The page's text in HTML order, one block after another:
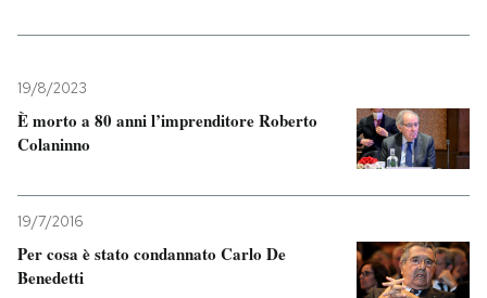
Mondo
Tecnologia
Internet
Cultura
Economia
Sport
Libri
Ok Boomer!
Europa
Mondiali calcio 2026
19/8/2023
È morto a 80 anni l’imprenditore Roberto
Colaninno
19/7/2016
Per cosa è stato condannato Carlo De
Benedetti